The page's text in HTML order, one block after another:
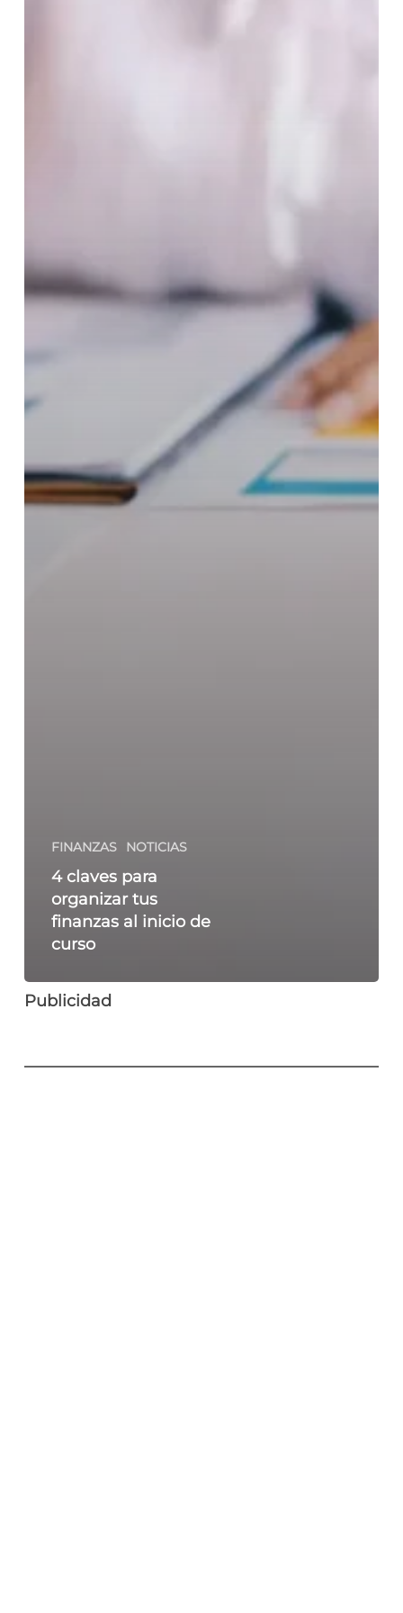
FINANZAS NOTICIAS
4 claves para
organizar tus
finanzas al inicio de
curso
Publicidad